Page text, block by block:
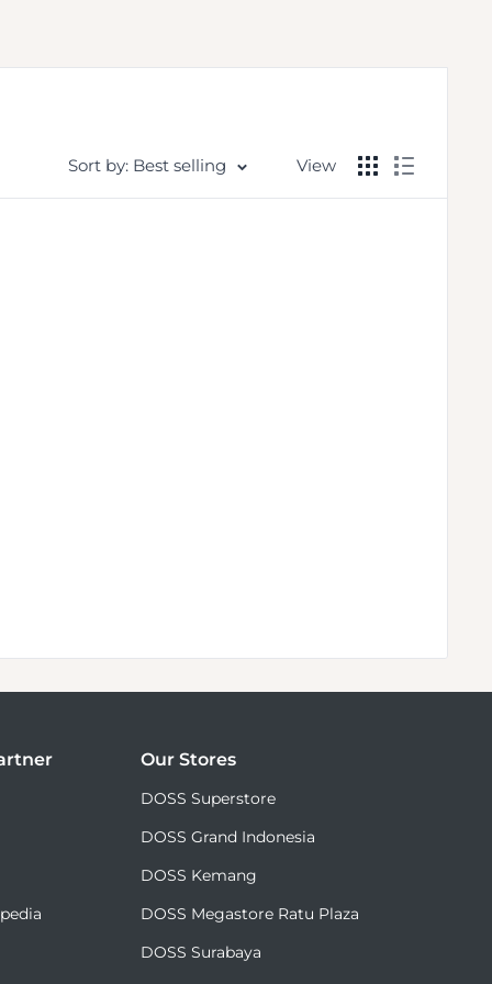
Sort by: Best selling View
Our Stores
DOSS Superstore
DOSS Grand Indonesia
DOSS Kemang
DOSS Megastore Ratu Plaza
DOSS Surabaya